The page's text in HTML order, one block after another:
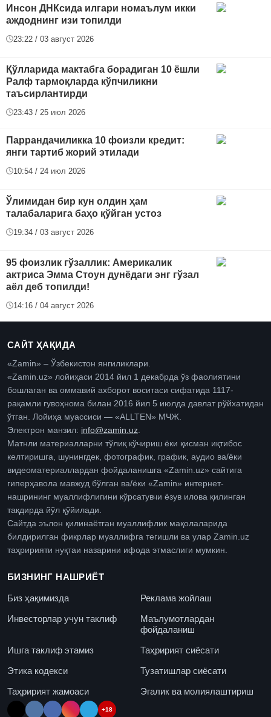
Инсон ДНКсида илгари номаълум икки
аждоднинг изи топилди
23:22 / 03 август 2026
Қўлларида мактабга борадиган 10 ёшли
Ралф тармоқларда кўпчиликни
таъсирлантирди
23:43 / 25 июл 2026
Паррандачиликка 10 фоизли кредит:
янги тартиб жорий этилади
10:54 / 24 июл 2026
Ўлимидан бир кун олдин ҳам
талабаларига баҳо қўйган устоз
19:34 / 03 август 2026
95 фоизлик гўзаллик: Америкалик
актриса Эмма Стоун дунёдаги энг гўзал
аёл деб топилди!
14:16 / 04 август 2026
САЙТ ҲАҚИДА
«Zamin» – Ўзбекистон янгиликлари.
«Zamin.uz» лойиҳаси 2014 йил 1 декабрда ўз фаолиятини
бошлаган ва оммавий ахборот воситаси сифатида 1117-
рақамли гувоҳнома билан 2016 йил 5 июлда давлат рўйхатидан
ўтган. Лойиҳа муассиси — «ALLTEN» МЧЖ.
Электрон манзил: info@zamin.uz
Матнли материалларни тўлиқ кўчириш ёки қисман иқтибос
келтиришга, шунингдек, фотографик, график, аудио ва/ёки
видеоматериаллардан фойдаланишга «Zamin.uz» сайтига
гиперҳавола мавжуд бўлган ва/ёки «Zamin» интернет-
нашрининг муаллифлигини кўрсатувчи ёзув илова қилинган
тақдирда йўл қўйилади.
Сайтда эълон қилинаётган муаллифлик мақолаларида
билдирилган фикрлар муаллифга тегишли ва улар Zamin.uz
таҳририяти нуқтаи назарини ифода этмаслиги мумкин.
БИЗНИНГ НАШРИЁТ
Биз ҳақимизда
Реклама жойлаш
Инвесторлар учун таклиф
Маълумотлардан
фойдаланиш
Ишга таклиф этамиз
Таҳририят сиёсати
Этика кодекси
Тузатишлар сиёсати
Таҳририят жамоаси
Эгалик ва молиялаштириш
+18